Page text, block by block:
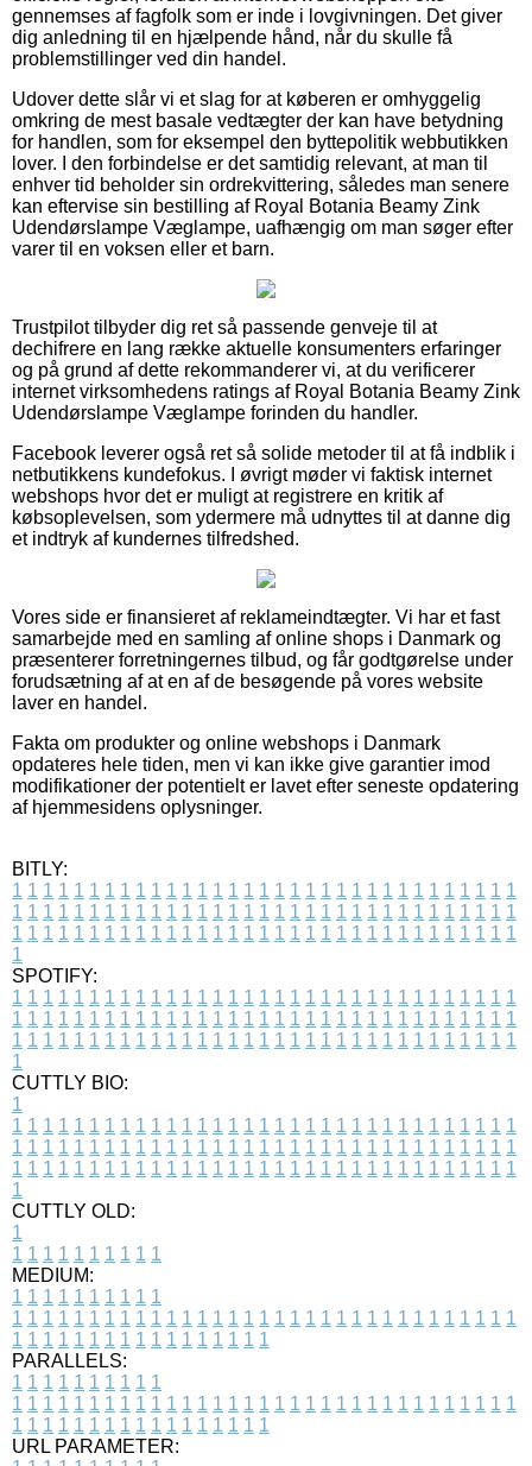
gennemses af fagfolk som er inde i lovgivningen. Det giver
dig anledning til en hjælpende hånd, når du skulle få
problemstillinger ved din handel.
Udover dette slår vi et slag for at køberen er omhyggelig
omkring de mest basale vedtægter der kan have betydning
for handlen, som for eksempel den byttepolitik webbutikken
lover. I den forbindelse er det samtidig relevant, at man til
enhver tid beholder sin ordrekvittering, således man senere
kan eftervise sin bestilling af Royal Botania Beamy Zink
Udendørslampe Væglampe, uafhængig om man søger efter
varer til en voksen eller et barn.
Trustpilot tilbyder dig ret så passende genveje til at
dechifrere en lang række aktuelle konsumenters erfaringer
og på grund af dette rekommanderer vi, at du verificerer
internet virksomhedens ratings af Royal Botania Beamy Zink
Udendørslampe Væglampe forinden du handler.
Facebook leverer også ret så solide metoder til at få indblik i
netbutikkens kundefokus. I øvrigt møder vi faktisk internet
webshops hvor det er muligt at registrere en kritik af
købsoplevelsen, som ydermere må udnyttes til at danne dig
et indtryk af kundernes tilfredshed.
Vores side er finansieret af reklameindtægter. Vi har et fast
samarbejde med en samling af online shops i Danmark og
præsenterer forretningernes tilbud, og får godtgørelse under
forudsætning af at en af de besøgende på vores website
laver en handel.
Fakta om produkter og online webshops i Danmark
opdateres hele tiden, men vi kan ikke give garantier imod
modifikationer der potentielt er lavet efter seneste opdatering
af hjemmesidens oplysninger.
BITLY:
1 1 1 1 1 1 1 1 1 1 1 1 1 1 1 1 1 1 1 1 1 1 1 1 1 1 1 1 1 1 1 1 1
1 1 1 1 1 1 1 1 1 1 1 1 1 1 1 1 1 1 1 1 1 1 1 1 1 1 1 1 1 1 1 1 1
1 1 1 1 1 1 1 1 1 1 1 1 1 1 1 1 1 1 1 1 1 1 1 1 1 1 1 1 1 1 1 1 1
1
SPOTIFY:
1 1 1 1 1 1 1 1 1 1 1 1 1 1 1 1 1 1 1 1 1 1 1 1 1 1 1 1 1 1 1 1 1
1 1 1 1 1 1 1 1 1 1 1 1 1 1 1 1 1 1 1 1 1 1 1 1 1 1 1 1 1 1 1 1 1
1 1 1 1 1 1 1 1 1 1 1 1 1 1 1 1 1 1 1 1 1 1 1 1 1 1 1 1 1 1 1 1 1
1
CUTTLY BIO:
1
1 1 1 1 1 1 1 1 1 1 1 1 1 1 1 1 1 1 1 1 1 1 1 1 1 1 1 1 1 1 1 1 1
1 1 1 1 1 1 1 1 1 1 1 1 1 1 1 1 1 1 1 1 1 1 1 1 1 1 1 1 1 1 1 1 1
1 1 1 1 1 1 1 1 1 1 1 1 1 1 1 1 1 1 1 1 1 1 1 1 1 1 1 1 1 1 1 1 1
1
CUTTLY OLD:
1
1 1 1 1 1 1 1 1 1 1
MEDIUM:
1 1 1 1 1 1 1 1 1 1
1 1 1 1 1 1 1 1 1 1 1 1 1 1 1 1 1 1 1 1 1 1 1 1 1 1 1 1 1 1 1 1 1
1 1 1 1 1 1 1 1 1 1 1 1 1 1 1 1 1
PARALLELS:
1 1 1 1 1 1 1 1 1 1
1 1 1 1 1 1 1 1 1 1 1 1 1 1 1 1 1 1 1 1 1 1 1 1 1 1 1 1 1 1 1 1 1
1 1 1 1 1 1 1 1 1 1 1 1 1 1 1 1 1
URL PARAMETER: